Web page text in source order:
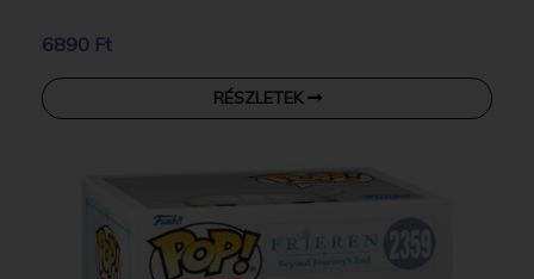
6890 Ft
RÉSZLETEK